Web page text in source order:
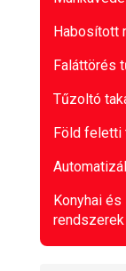
Habosított
Faláttörés
Tűzoltó
Föld feletti
Konyhai
rendszerek